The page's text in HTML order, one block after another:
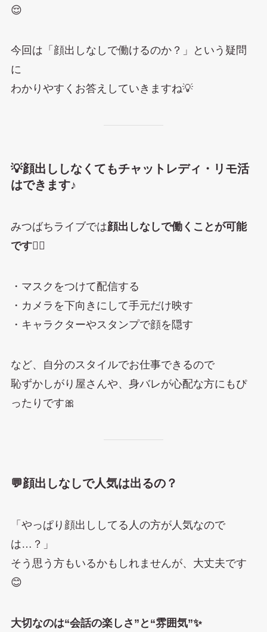
😌
今回は「顔出しなしで働けるのか？」という疑問
に
わかりやすくお答えしていきますね💡
💡顔出ししなくてもチャットレディ・リモ活
はできます♪
みつばちライブでは顔出しなしで働くことが可能
です🙆‍♀️
・マスクをつけて配信する
・カメラを下向きにして手元だけ映す
・キャラクターやスタンプで顔を隠す
など、自分のスタイルでお仕事できるので
恥ずかしがり屋さんや、身バレが心配な方にもぴ
ったりです🎀
💬顔出しなしで人気は出るの？
「やっぱり顔出ししてる人の方が人気なので
は…？」
そう思う方もいるかもしれませんが、大丈夫です
😊
大切なのは“会話の楽しさ”と“雰囲気”✨